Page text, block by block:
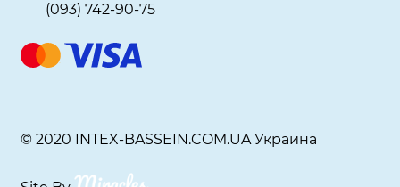
(093) 742-90-75
© 2020 INTEX-BASSEIN.COM.UA Украина